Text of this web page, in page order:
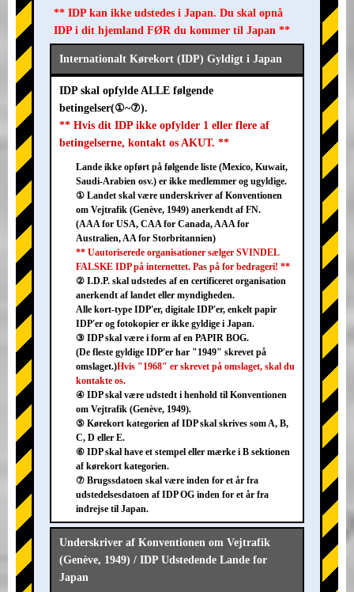
** IDP kan ikke udstedes i Japan. Du skal opnå
IDP i dit hjemland FØR du kommer til Japan **
Internationalt Kørekort (IDP) Gyldigt i Japan
IDP skal opfylde ALLE følgende
betingelser(①~⑦).
** Hvis dit IDP ikke opfylder 1 eller flere af
betingelserne, kontakt os AKUT. **
Lande ikke opført på følgende liste (Mexico, Kuwait,
Saudi-Arabien osv.) er ikke medlemmer og ugyldige.
① Landet skal være underskriver af Konventionen
om Vejtrafik (Genève, 1949) anerkendt af FN.
(AAA for USA, CAA for Canada, AAA for
Australien, AA for Storbritannien)
** Uautoriserede organisationer sælger SVINDEL
FALSKE IDP på internettet. Pas på for bedrageri! **
② I.D.P. skal udstedes af en certificeret organisation
anerkendt af landet eller myndigheden.
Alle kort-type IDP'er, digitale IDP'er, enkelt papir
IDP'er og fotokopier er ikke gyldige i Japan.
③ IDP skal være i form af en PAPIR BOG.
(De fleste gyldige IDP'er har "1949" skrevet på
omslaget.)Hvis "1968" er skrevet på omslaget, skal du
kontakte os.
④ IDP skal være udstedt i henhold til Konventionen
om Vejtrafik (Genève, 1949).
⑤ Kørekort kategorien af IDP skal skrives som A, B,
C, D eller E.
⑥ IDP skal have et stempel eller mærke i B sektionen
af kørekort kategorien.
⑦ Brugssdatoen skal være inden for et år fra
udstedelsesdatoen af IDP OG inden for et år fra
indrejse til Japan.
Underskriver af Konventionen om Vejtrafik
(Genève, 1949) / IDP Udstedende Lande for
Japan